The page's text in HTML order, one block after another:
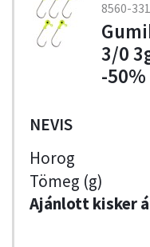
8560-331
3/0
-50%
NEVIS